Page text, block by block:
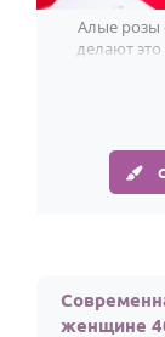
Алые розы
делают
женщине